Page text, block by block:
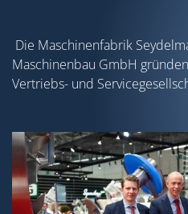
Die Maschinenfabrik
Maschinenbau GmbH
Vertriebs- und